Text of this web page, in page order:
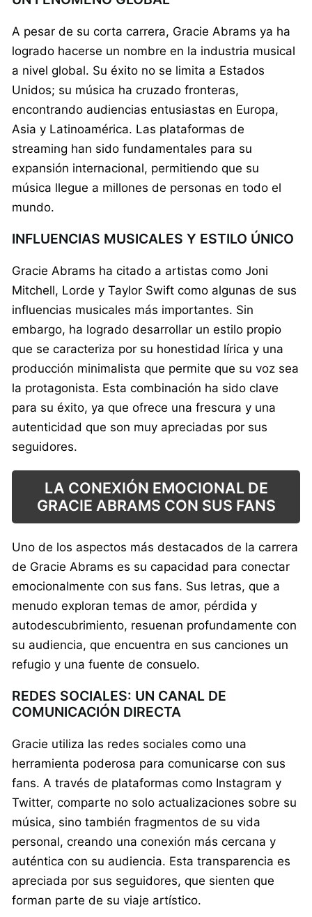
A pesar de su corta carrera, Gracie Abrams ya ha
logrado hacerse un nombre en la industria musical
a nivel global. Su éxito no se limita a Estados
Unidos; su música ha cruzado fronteras,
encontrando audiencias entusiastas en Europa,
Asia y Latinoamérica. Las plataformas de
streaming han sido fundamentales para su
expansión internacional, permitiendo que su
música llegue a millones de personas en todo el
mundo.
INFLUENCIAS MUSICALES Y ESTILO ÚNICO
Gracie Abrams ha citado a artistas como Joni
Mitchell, Lorde y Taylor Swift como algunas de sus
influencias musicales más importantes. Sin
embargo, ha logrado desarrollar un estilo propio
que se caracteriza por su honestidad lírica y una
producción minimalista que permite que su voz sea
la protagonista. Esta combinación ha sido clave
para su éxito, ya que ofrece una frescura y una
autenticidad que son muy apreciadas por sus
seguidores.
LA CONEXIÓN EMOCIONAL DE
GRACIE ABRAMS CON SUS FANS
Uno de los aspectos más destacados de la carrera
de Gracie Abrams es su capacidad para conectar
emocionalmente con sus fans. Sus letras, que a
menudo exploran temas de amor, pérdida y
autodescubrimiento, resuenan profundamente con
su audiencia, que encuentra en sus canciones un
refugio y una fuente de consuelo.
REDES SOCIALES: UN CANAL DE
COMUNICACIÓN DIRECTA
Gracie utiliza las redes sociales como una
herramienta poderosa para comunicarse con sus
fans. A través de plataformas como Instagram y
Twitter, comparte no solo actualizaciones sobre su
música, sino también fragmentos de su vida
personal, creando una conexión más cercana y
auténtica con su audiencia. Esta transparencia es
apreciada por sus seguidores, que sienten que
forman parte de su viaje artístico.